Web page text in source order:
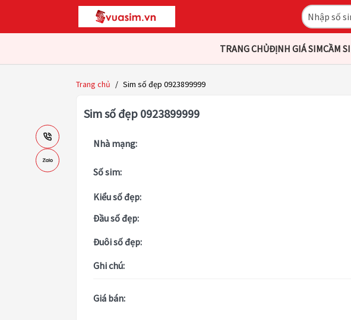
TRANG CHỦĐỊNH GIÁ SIMCẦM
Trang chủ / Sim số đẹp 0923899999
Sim số đẹp 0923899999
Nhà mạng:
Số sim:
Kiểu số đẹp:
Đầu số đẹp:
Đuôi số đẹp:
Ghi chú:
Giá bán: